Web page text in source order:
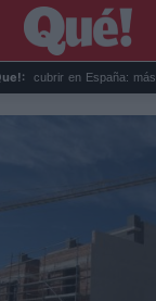
en España: más de cu...